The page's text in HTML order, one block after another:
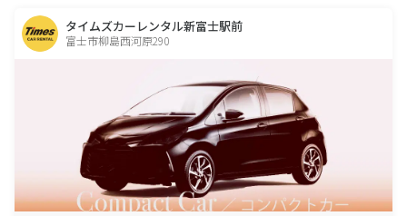
タイムズカーレンタル新富士駅前
富士市柳島西河原290